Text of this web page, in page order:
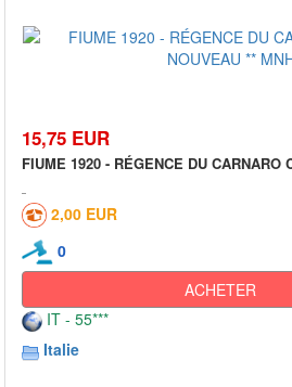
15,75 EUR
FIUME 1920 - RÉGENCE DU CARNARO
2,00 EUR
0
ACHETER
IT - 55***
Italie